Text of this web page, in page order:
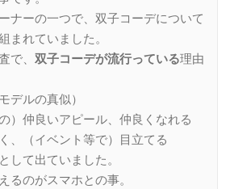
ナーの一つで、双子コーデについて
まれていました。
で、 双子コーデが流行っている理由
デルの真似）
）仲良いアピール、仲良くなれる
、（イベント等で）目立てる
して出ていました。
るのがスマホとの事。